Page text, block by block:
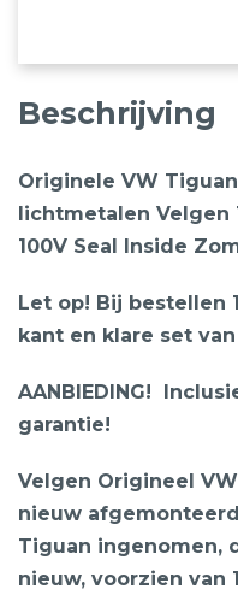
Beschrijving
Originele VW Tiguan
lichtmetalen Velgen
100V Seal Inside
Let op! Bij bestellen
kant en klare set
AANBIEDING!
garantie!
Velgen Origineel
nieuw
Tiguan ingenomen,
nieuw, voorzien van